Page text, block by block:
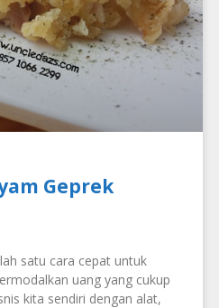
Geprek
satu cara cepat untuk
uang yang cukup
kita sendiri dengan alat,